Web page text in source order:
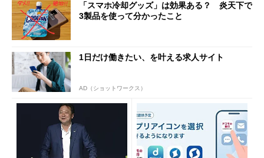
「スマホ冷却グッズ」は効果ある？ 炎天下で
3製品を使って分かったこと
1日だけ働きたい、を叶える求人サイト
AD（ショットワークス）